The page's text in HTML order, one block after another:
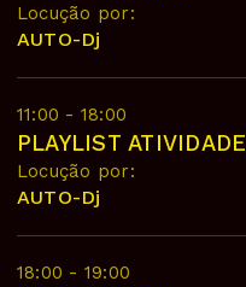
Locução por:
AUTO-Dj
11:00 - 18:00
PLAYLIST ATIVIDADE
Locução por:
AUTO-Dj
18:00 - 19:00